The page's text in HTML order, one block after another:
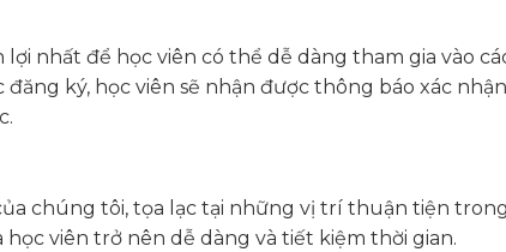
nhất để học viên có thể dễ dàng tham gia vào
ký, học viên sẽ nhận được thông báo xác nhận
chúng tôi, tọa lạc tại những vị trí thuận tiện trong
viên trở nên dễ dàng và tiết kiệm thời gian.